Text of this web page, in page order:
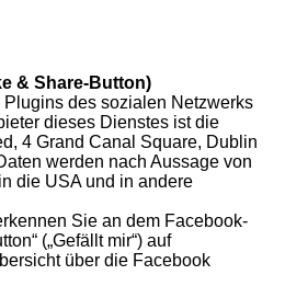
& Share-Button)
des sozialen Netzwerks
dieses Dienstes ist die
4 Grand Canal Square, Dublin
werden nach Aussage von
die USA und in andere
Sie an dem Facebook-
(„Gefällt mir“) auf
über die Facebook